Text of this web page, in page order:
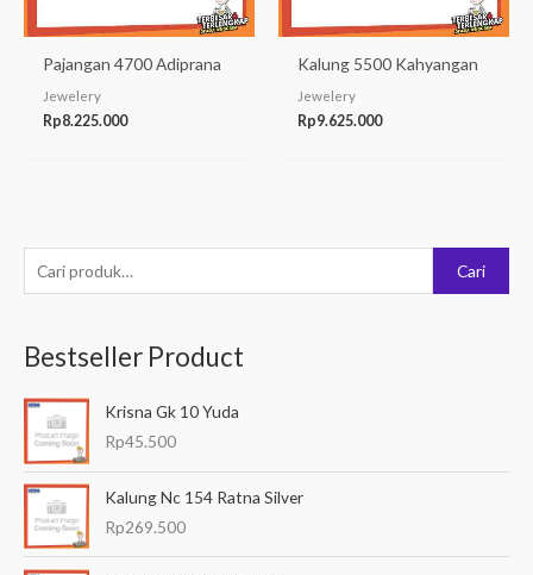
e
c
a
u
Cari
Bestseller Product
Krisna Gk 10 Yuda
Rp45.500
Kalung Nc 154 Ratna Silver
Rp269.500
Pajangan 4700 Adiprana
Jewelery
Rp8.225.000
Kalung 5500 Kahyangan
Jewelery
Rp9.625.000